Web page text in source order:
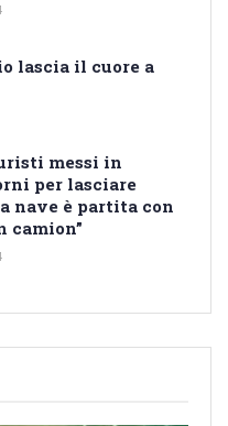
lascia il cuore a
messi in
per lasciare
nave è partita con
camion”